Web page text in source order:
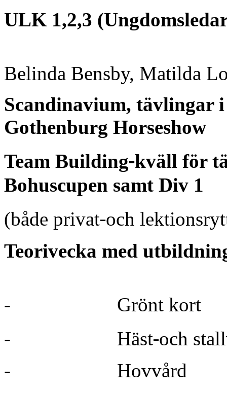
ULK 1,2,3
Belinda Bensby, Matilda
Scandinavium, tävlingar
Gothenburg Horseshow
Team Building‐kväll för
Bohuscupen samt Div 1
(både privat‐och
Teorivecka med
-
Grönt kort
-
Häst‐och
-
Hovvård